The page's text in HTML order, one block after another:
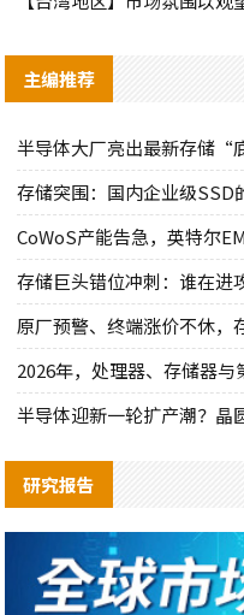
主编推荐
半导体大厂亮出最新存储“
存储突围：国内企业级SSD
CoWoS产能告急，英特尔
存储巨头错位冲刺：谁在进
原厂预警、终端涨价不休，
2026年，处理器、存储器与
半导体迎新一轮扩产潮？晶
研究报告